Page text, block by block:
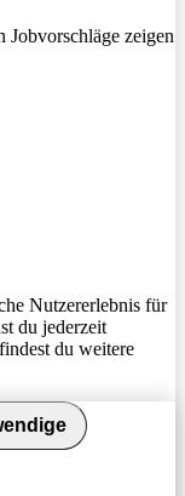
zeigen
Nutzererlebnis für
du jederzeit
findest du weitere